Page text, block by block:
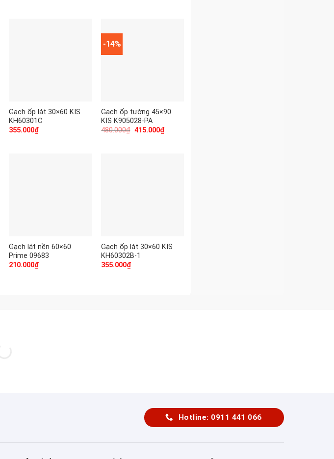
Gạch ốp lát 30×60 KIS
KH60301C
355.000₫
-14%
Gạch ốp tường 45×90
KIS K905028-PA
480.000₫ 415.000₫
Gạch lát nền 60×60
Prime 09683
210.000₫
Gạch ốp lát 30×60 KIS
KH60302B-1
355.000₫
Hotline: 0911 441 066